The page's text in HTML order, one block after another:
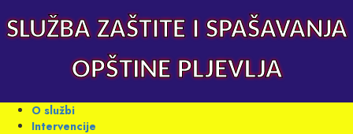
to
content
SLUŽBA ZAŠTITE I SPAŠAVANJA
OPŠTINE PLJEVLJA
Primary
Menu
O službi
Intervencije